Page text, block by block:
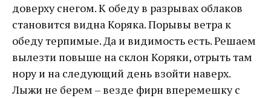
доверху снегом. К обеду в разрывах облаков
становится видна Коряка. Порывы ветра к
обеду терпимые. Да и видимость есть. Решаем
вылезти повыше на склон Коряки, отрыть там
нору и на следующий день взойти наверх.
Лыжи не берем – везде фирн вперемешку с